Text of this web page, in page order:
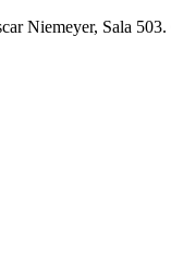
Niemeyer, Sala